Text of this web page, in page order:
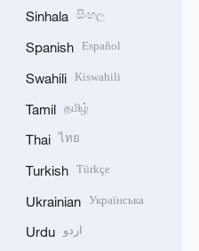
Sinhala සිංහල
Spanish Español
Swahili Kiswahili
Tamil தமிழ்
Thai ไทย
Turkish Türkçe
Ukrainian Українська
Urdu اردو